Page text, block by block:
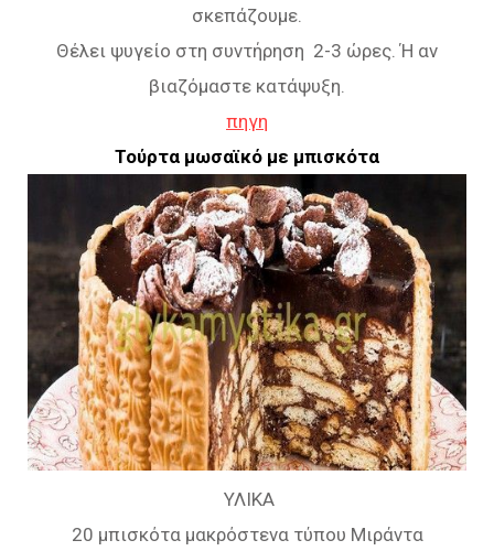
σκεπάζουμε.
Θέλει ψυγείο στη συντήρηση 2-3 ώρες. Ή αν
βιαζόμαστε κατάψυξη.
πηγη
Τούρτα μωσαϊκό με μπισκότα
ΥΛΙΚΑ
20 μπισκότα μακρόστενα τύπου Μιράντα